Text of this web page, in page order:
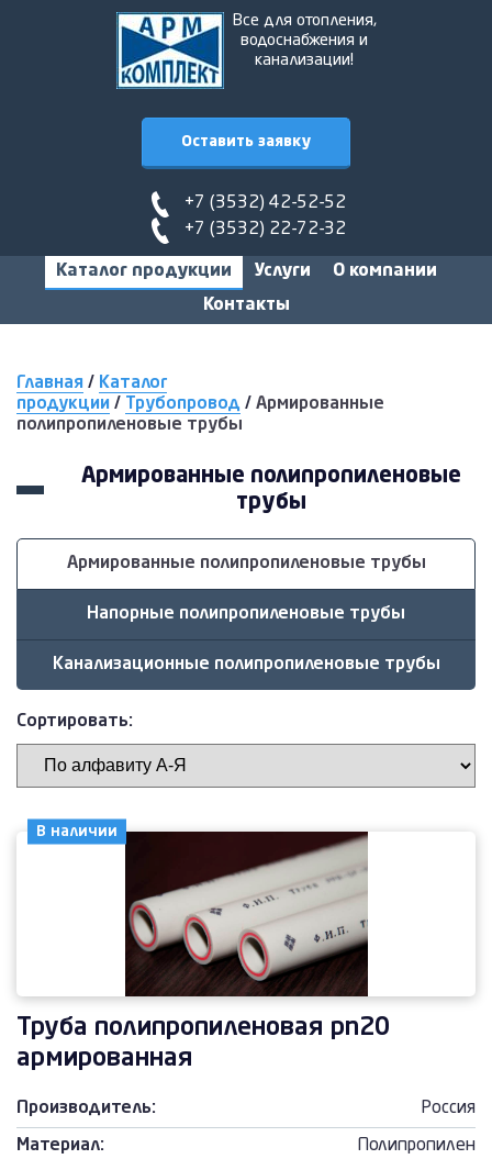
Все для отопления,
водоснабжения и
канализации!
Оставить заявку
+7 (3532) 42-52-52
+7 (3532) 22-72-32
Каталог продукции Услуги
О компании
Контакты
Главная / Каталог
продукции / Трубопровод / Армированные
полипропиленовые трубы
Армированные полипропиленовые
трубы
Армированные полипропиленовые трубы
Напорные полипропиленовые трубы
Канализационные полипропиленовые трубы
Сортировать:
В наличии
Труба полипропиленовая pn20
армированная
Производитель: Россия
Материал: Полипропилен